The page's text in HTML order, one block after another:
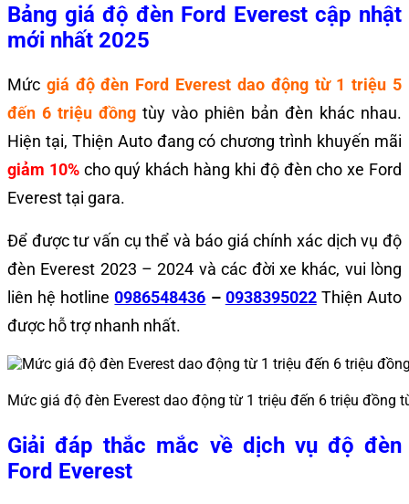
Bảng giá độ đèn Ford Everest cập nhật
mới nhất 2025
Mức giá độ đèn Ford Everest dao động từ 1 triệu 5
đến 6 triệu đồng tùy vào phiên bản đèn khác nhau.
Hiện tại, Thiện Auto đang có chương trình khuyến mãi
giảm 10%cho quý khách hàng khi độ đèn cho xe Ford
Everest tại gara.
Để được tư vấn cụ thể và báo giá chính xác dịch vụ độ
đèn Everest 2023 – 2024 và các đời xe khác, vui lòng
liên hệ hotline 0986548436 – 0938395022Thiện Auto
được hỗ trợ nhanh nhất.
Mức giá độ đèn Everest dao động từ 1 triệu đến 6 triệu đồng
Giải đáp thắc mắc về dịch vụ độ đèn
Ford Everest